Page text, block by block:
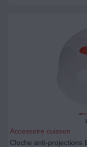
Accessoire cuisson
Cloche anti-projections